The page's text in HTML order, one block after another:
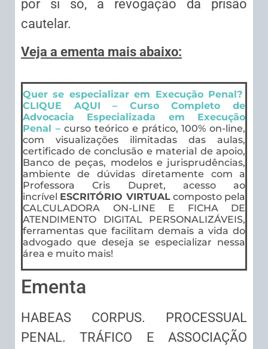
por si só, a revogação da prisão
cautelar.
Veja a ementa mais abaixo:
Quer se especializar em Execução Penal?
CLIQUE AQUI – Curso Completo de
Advocacia Especializada em Execução
Penal –curso teórico e prático, 100% on-line,
com visualizações ilimitadas das aulas,
certificado de conclusão e material de apoio,
Banco de peças, modelos e jurisprudências,
ambiente de dúvidas diretamente com a
Professora Cris Dupret, acesso ao
incrível ESCRITÓRIO VIRTUALcomposto pela
CALCULADORA ON-LINE E FICHA DE
ATENDIMENTO DIGITAL PERSONALIZÁVEIS,
ferramentas que facilitam demais a vida do
advogado que deseja se especializar nessa
área e muito mais!
Ementa
HABEAS CORPUS. PROCESSUAL
PENAL. TRÁFICO E ASSOCIAÇÃO